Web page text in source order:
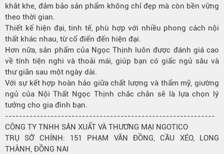
khắt khe, đảm bảo sản phẩm không chỉ đẹp mà còn bền vững
theo thời gian.
Thiết kế hiện đại, tinh tế, phù hợp với nhiều phong cách nội
thất khác nhau, từ cổ điển đến hiện đại.
Hơn nữa, sản phẩm của Ngọc Thịnh luôn được đánh giá cao
về tính tiện nghi và thoải mái, giúp bạn có giấc ngủ sâu và
thư giãn sau một ngày dài.
Với sự kết hợp hoàn hảo giữa chất lượng và thẩm mỹ, giường
ngủ của Nội Thất Ngọc Thịnh chắc chắn sẽ là lựa chọn lý
tưởng cho gia đình bạn.
------------------------------------------------------------
CÔNG TY TNHH SẢN XUẤT VÀ THƯƠNG MẠI NGOTICO
TRỤ SỞ CHÍNH: 151 PHẠM VĂN ĐỒNG, CẦU XÉO, LONG
THÀNH, ĐỒNG NAI